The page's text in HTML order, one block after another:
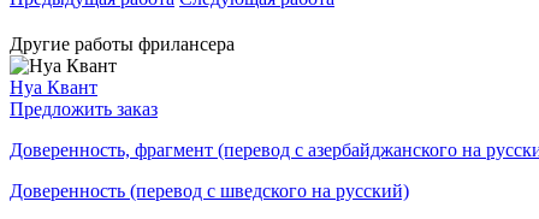
Другие работы фрилансера
Нуа Квант
Предложить заказ
Доверенность, фрагмент (перевод с азербайджанского на
Доверенность (перевод с шведского на русский)